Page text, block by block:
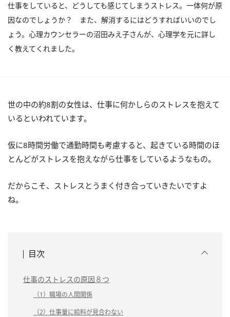
仕事をしていると、どうしても感じてしまうストレス。一体何が原
因なのでしょうか？ また、解消するにはどうすればいいのでし
ょう。心理カウンセラーの沼田みえ子さんが、心理学を元に詳し
く教えてくれました。
世の中の約8割の女性は、仕事に何かしらのストレスを抱えて
いるといわれています。
仮に8時間労働で通勤時間も考慮すると、起きている時間のほ
とんどがストレスを抱えながら仕事をしているようなもの。
だからこそ、ストレスとうまく付き合っていきたいですよ
ね。
目次
仕事のストレスの原因８つ
（1）職場の人間関係
（2）仕事量に給料が見合わない